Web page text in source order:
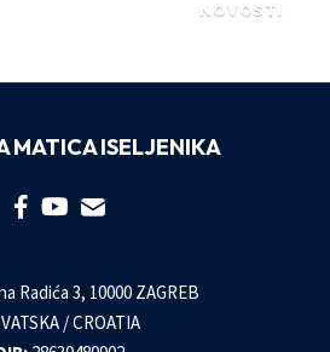
NOVOSTI
MATICA ISELJENIKA
Radića 3, 10000 ZAGREB
/ CROATIA